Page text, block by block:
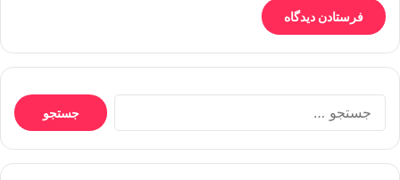
جستجو
برای: